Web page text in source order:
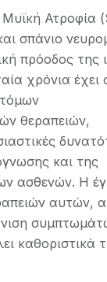
Ατροφία
σπάνιο
πρόοδος της
χρόνια έχει
θεραπειών,
και της
ασθενών. Η
αυτών,
καθοριστικά